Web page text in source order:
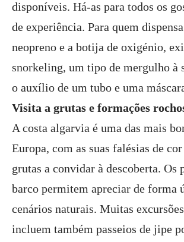
disponíveis. Há-as para todos os
de experiência. Para quem
neopreno e a botija de oxigénio,
snorkeling, um tipo de mergulho à
o auxílio de um tubo e uma
Visita a grutas e formações
A costa algarvia é uma das mais
Europa, com as suas falésias de cor
grutas a convidar à descoberta. Os
barco permitem apreciar de forma
cenários naturais. Muitas
incluem também passeios de jipe